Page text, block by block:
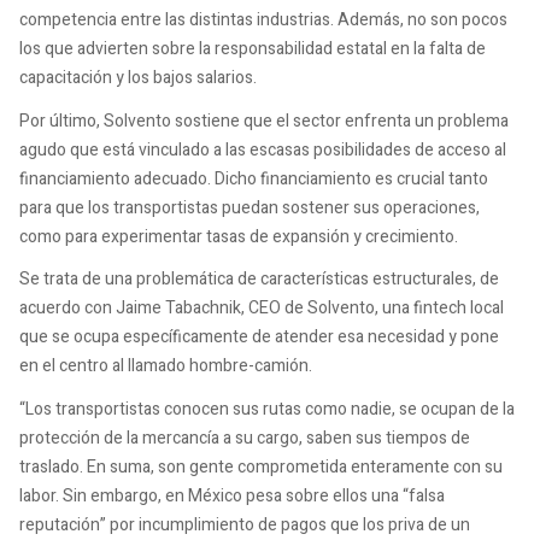
competencia entre las distintas industrias. Además, no son pocos
los que advierten sobre la responsabilidad estatal en la falta de
capacitación y los bajos salarios.
Por último, Solvento sostiene que el sector enfrenta un problema
agudo que está vinculado a las escasas posibilidades de acceso al
financiamiento adecuado. Dicho financiamiento es crucial tanto
para que los transportistas puedan sostener sus operaciones,
como para experimentar tasas de expansión y crecimiento.
Se trata de una problemática de características estructurales, de
acuerdo con Jaime Tabachnik, CEO de Solvento, una fintech local
que se ocupa específicamente de atender esa necesidad y pone
en el centro al llamado hombre-camión.
“Los transportistas conocen sus rutas como nadie, se ocupan de la
protección de la mercancía a su cargo, saben sus tiempos de
traslado. En suma, son gente comprometida enteramente con su
labor. Sin embargo, en México pesa sobre ellos una “falsa
reputación” por incumplimiento de pagos que los priva de un